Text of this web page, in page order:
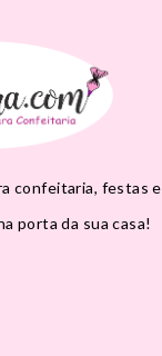
confeitaria, festas e
porta da sua casa!